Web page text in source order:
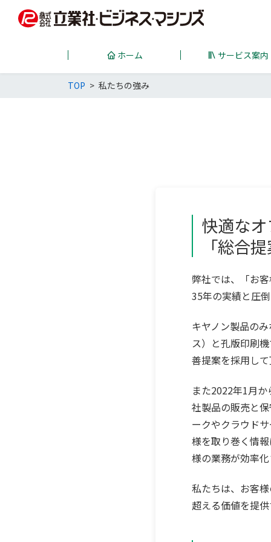
ホーム サービス案内
TOP 私たちの強み
快適な
「総合
弊社では、「お
35年の実績と圧
キヤノン製品の
ス）と孔版印刷
善提案を採用し
また2022年1月
社製品の販売と
ークやクラウド
様を取り巻く情
様の業務が効率
私たちは、お客
超える価値を提